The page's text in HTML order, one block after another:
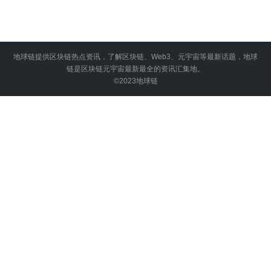
地球链提供区块链热点资讯，了解区块链、Web3、元宇宙等最新话题，地球
链是区块链元宇宙最新最全的资讯汇集地。
©2023地球链